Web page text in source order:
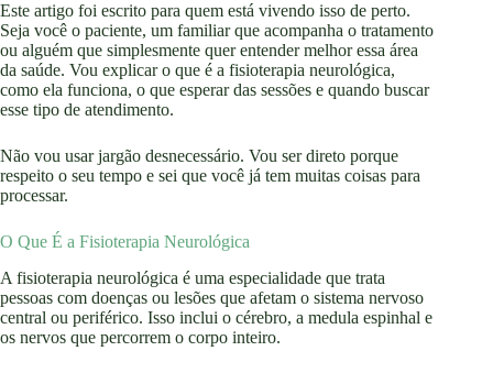
Este artigo foi escrito para quem está vivendo isso de perto.
Seja você o paciente, um familiar que acompanha o tratamento
ou alguém que simplesmente quer entender melhor essa área
da saúde. Vou explicar o que é a fisioterapia neurológica,
como ela funciona, o que esperar das sessões e quando buscar
esse tipo de atendimento.
Não vou usar jargão desnecessário. Vou ser direto porque
respeito o seu tempo e sei que você já tem muitas coisas para
processar.
O Que É a Fisioterapia Neurológica
A fisioterapia neurológica é uma especialidade que trata
pessoas com doenças ou lesões que afetam o sistema nervoso
central ou periférico. Isso inclui o cérebro, a medula espinhal e
os nervos que percorrem o corpo inteiro.